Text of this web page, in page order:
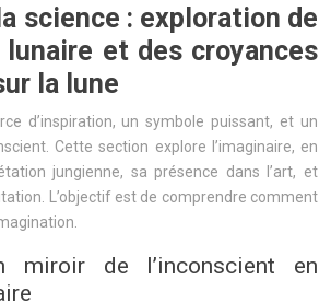
science : exploration de
lunaire et des croyances
la lune
d’inspiration, un symbole puissant, et un
Cette section explore l’imaginaire, en
jungienne, sa présence dans l’art, et
L’objectif est de comprendre comment
de l’inconscient en